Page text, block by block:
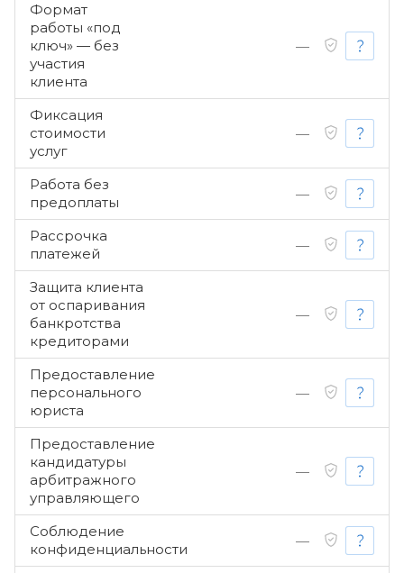
Формат
работы «под
ключ» — без
участия
клиента
—
Фиксация
стоимости
услуг
—
Работа без
предоплаты
—
Рассрочка
платежей
—
Защита клиента
от оспаривания
банкротства
кредиторами
—
Предоставление
персонального
юриста
—
Предоставление
кандидатуры
арбитражного
управляющего
—
Соблюдение
конфиденциальности
—